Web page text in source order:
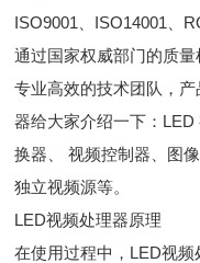
ISO9001、ISO14001、
通过国家权威部门的质
专业高效的技术团队，
器给大家介绍一下：
换器、 视频控制器、图
独立视频源等。
LED视频处理器原理
在使用过程中，LED视频